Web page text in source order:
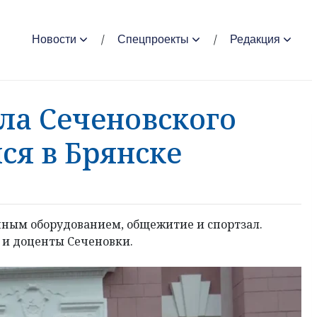
Новости Спецпроекты Редакция
Сеченовского
в Брянске
оборудованием, общежитие и спортзал.
доценты Сеченовки.